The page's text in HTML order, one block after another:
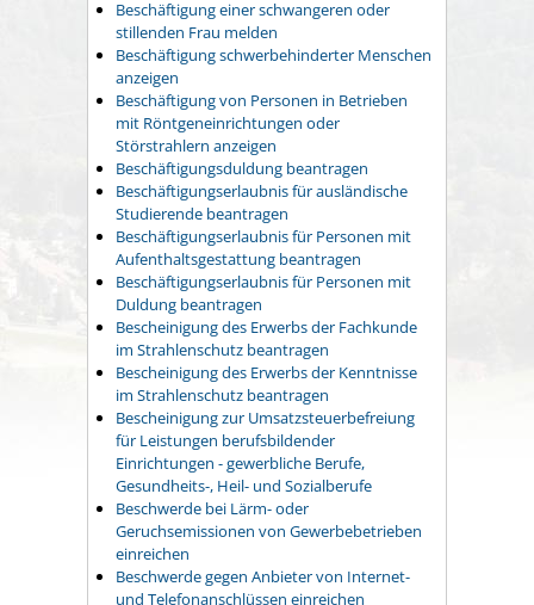
Beschäftigung einer schwangeren oder
stillenden Frau melden
Beschäftigung schwerbehinderter Menschen
anzeigen
Beschäftigung von Personen in Betrieben
mit Röntgeneinrichtungen oder
Störstrahlern anzeigen
Beschäftigungsduldung beantragen
Beschäftigungserlaubnis für ausländische
Studierende beantragen
Beschäftigungserlaubnis für Personen mit
Aufenthaltsgestattung beantragen
Beschäftigungserlaubnis für Personen mit
Duldung beantragen
Bescheinigung des Erwerbs der Fachkunde
im Strahlenschutz beantragen
Bescheinigung des Erwerbs der Kenntnisse
im Strahlenschutz beantragen
Bescheinigung zur Umsatzsteuerbefreiung
für Leistungen berufsbildender
Einrichtungen - gewerbliche Berufe,
Gesundheits-, Heil- und Sozialberufe
Beschwerde bei Lärm- oder
Geruchsemissionen von Gewerbebetrieben
einreichen
Beschwerde gegen Anbieter von Internet-
und Telefonanschlüssen einreichen